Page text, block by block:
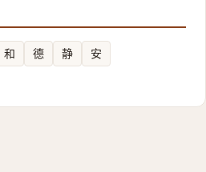
和 德 静 安